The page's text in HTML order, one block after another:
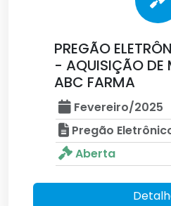
PREGÃO
- AQUISIÇÃO DE
ABC FARMA
Fevereiro/2025
Pregão
Aberta